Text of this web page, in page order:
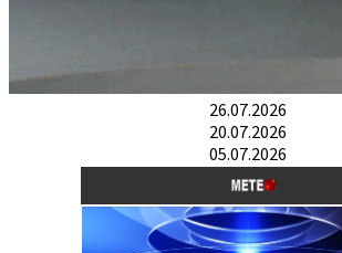
26.07.2026
20.07.2026
05.07.2026